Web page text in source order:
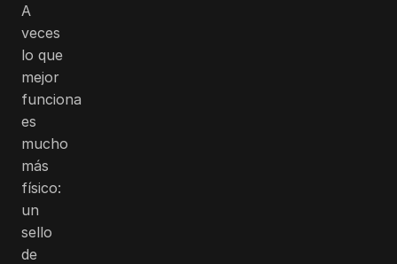
A
veces
lo que
mejor
funciona
es
mucho
más
físico:
un
sello
de